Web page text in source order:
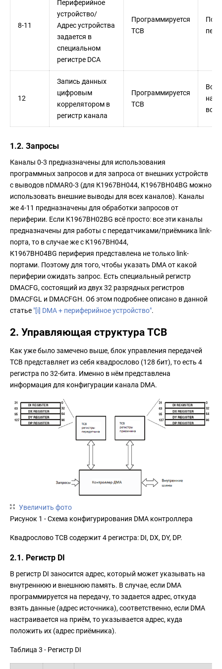
8-11
Периферийное
устройство/
Адрес устройства
задается в
специальном
регистре DCA
Программируется
TCB
По
12
Запись данных
цифровым
коррелятором в
регистр канала
Программируется
TCB
во
1.2. Запросы
Каналы 0-3 предназначены для использования
программных запросов и для запроса от внешних устройств
с выводов nDMAR0-3 (для К1967ВН044, К1967ВН04BG можно
использовать внешние выводы для всех каналов). Каналы
же 4-11 предназначены для обработки запросов от
периферии. Если К1967ВН02BG всё просто: все эти каналы
предназначены для работы с передатчиками/приёмника link-
порта, то в случае же с К1967ВН044,
К1967ВН04BG периферия представлена не только link-
портами. Поэтому для того, чтобы указать DMA от какой
периферии ожидать запрос. Есть специальный регистр
DMACFG, состоящий из двух 32 разрядных регистров
DMACFGL и DMACFGH. Об этом подробнее описано в данной
статье "[i] DMA + периферийное устройство".
2. Управляющая структура TCB
Как уже было замечено выше, блок управления передачей
TCB представляет из себя квадрослово (128 бит), то есть 4
регистра по 32-бита. Именно в нём представлена
информация для конфигурации канала DMA.
Увеличить фото
Рисунок 1 - Схема конфигурирования DMA контроллера
Квадрослово TCB содержит 4 регистра: DI, DX, DY, DP.
2.1. Регистр DI
В регистр DI заносится адрес, который может указывать на
внутреннюю и внешнюю память. В случае, если DMA
программируется на передачу, то задается адрес, откуда
взять данные (адрес источника), соответственно, если DMA
настраивается на приём, то указывается адрес, куда
положить их (адрес приёмника).
Таблица 3 - Регистр DI